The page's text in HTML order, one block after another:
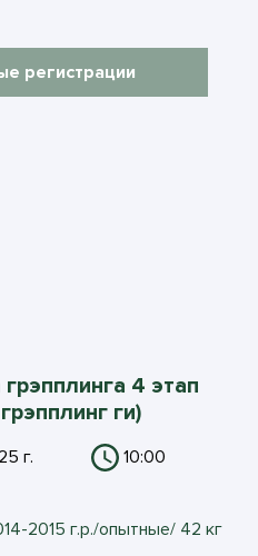
регистрации
4 этап
ги)
г. 10:00
2015 г.р./опытные/ 42 кг